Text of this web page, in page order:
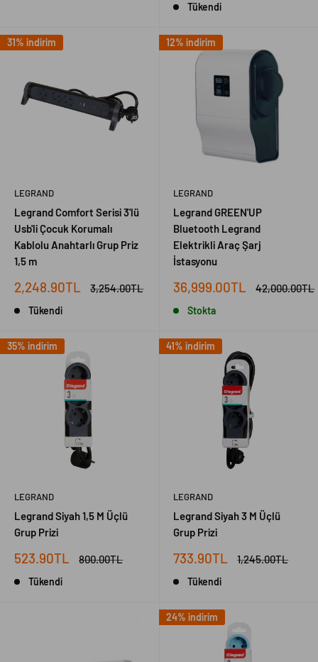
Tükendi
31% indirim
LEGRAND
Legrand Comfort Serisi 3'lü
Usb'li Çocuk Korumalı
Kablolu Anahtarlı Grup Priz
1,5 m
İndirimli
2,248.90TL
Normal
3,254.00TL
Tükendi
12% indirim
LEGRAND
Legrand GREEN'UP
Bluetooth Legrand
Elektrikli Araç Şarj
İstasyonu
İndirimli
36,999.00TL
Normal
42,000.00TL
Stokta
35% indirim
LEGRAND
Legrand Siyah 1,5 M Üçlü
Grup Prizi
İndirimli
523.90TL
Normal
800.00TL
Tükendi
41% indirim
LEGRAND
Legrand Siyah 3 M Üçlü
Grup Prizi
İndirimli
733.90TL
Normal
1,245.00TL
Tükendi
24% indirim